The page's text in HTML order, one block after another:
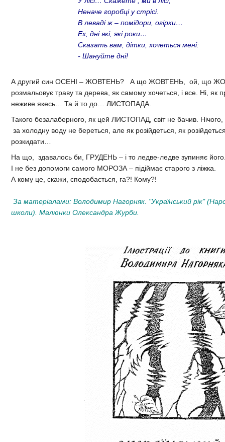
Неначе горобці у стрісі.
В леваді ж – помідори, огірки…
Ех, дні які, які роки…
Сказать вам, дітки, хочеться мені:
- Шануйте дні!
А другий син ОСЕНІ – ЖОВТЕНЬ? А що ЖОВТЕНЬ, ой, що
розмальовує траву та дерева, як самому хочеться, і все. Ні, як
неживе якесь… Та й то до… ЛИСТОПАДА.
Такого безалаберного, як цей ЛИСТОПАД, світ не бачив. Нічого,
за холодну воду не береться, але як розійдеться, як
розкидати…
На що, здавалось би, ГРУДЕНЬ – і то ледве-ледве зупиняє
І не без допомоги самого МОРОЗА – підіймає старого з ліжка.
А кому це, скажи, сподобається, га?! Кому?!
За матеріалами: Володимир Нагорняк. "Український рік"
школи). Малюнки Олександра Журби.